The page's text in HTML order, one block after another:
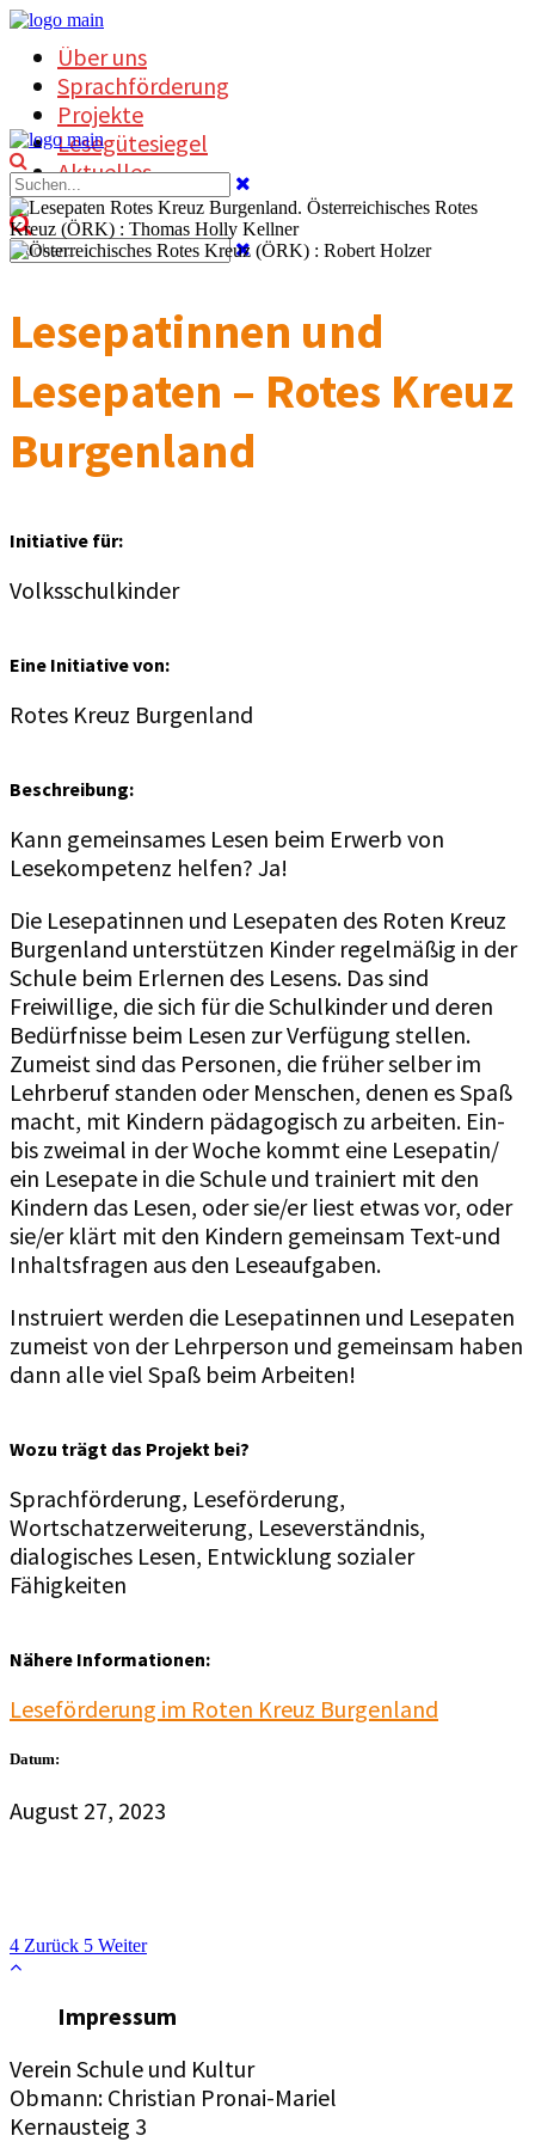
Über uns
Sprachförderung
Projekte
Lesegütesiegel
Aktuelles
Lesepatinnen und
Lesepaten – Rotes Kreuz
Burgenland
Initiative für:
Volksschulkinder
Eine Initiative von:
Rotes Kreuz Burgenland
Beschreibung:
Kann gemeinsames Lesen beim Erwerb von
Lesekompetenz helfen? Ja!
Die Lesepatinnen und Lesepaten des Roten Kreuz
Burgenland unterstützen Kinder regelmäßig in der
Schule beim Erlernen des Lesens. Das sind
Freiwillige, die sich für die Schulkinder und deren
Bedürfnisse beim Lesen zur Verfügung stellen.
Zumeist sind das Personen, die früher selber im
Lehrberuf standen oder Menschen, denen es Spaß
macht, mit Kindern pädagogisch zu arbeiten. Ein-
bis zweimal in der Woche kommt eine Lesepatin/
ein Lesepate in die Schule und trainiert mit den
Kindern das Lesen, oder sie/er liest etwas vor, oder
sie/er klärt mit den Kindern gemeinsam Text-und
Inhaltsfragen aus den Leseaufgaben.
Instruiert werden die Lesepatinnen und Lesepaten
zumeist von der Lehrperson und gemeinsam haben
dann alle viel Spaß beim Arbeiten!
Wozu trägt das Projekt bei?
Sprachförderung, Leseförderung,
Wortschatzerweiterung, Leseverständnis,
dialogisches Lesen, Entwicklung sozialer
Fähigkeiten
Nähere Informationen:
Leseförderung im Roten Kreuz Burgenland
Datum:
August 27, 2023
Zurück Weiter
Impressum
Verein Schule und Kultur
Obmann: Christian Pronai-Mariel
Kernausteig 3